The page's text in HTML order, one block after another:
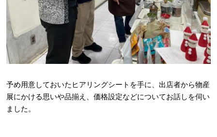
予め用意しておいたヒアリングシートを手に、出店者から物産
展にかける思いや品揃え、価格設定などについてお話しを伺い
ました。